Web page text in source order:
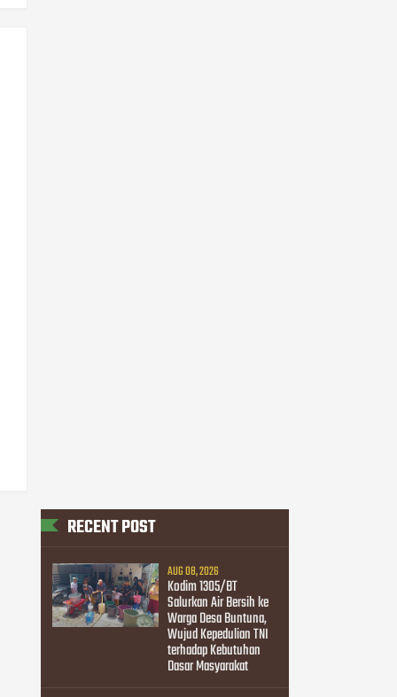
RECENT POST
AUG 08, 2026
Kodim 1305/BT
Salurkan Air Bersih ke
Warga Desa Buntuna,
Wujud Kepedulian TNI
terhadap Kebutuhan
Dasar Masyarakat